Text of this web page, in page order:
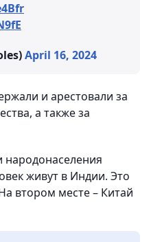
April 16, 2024
и арестовали за
а также за
живут в Индии. Это
втором месте – Китай